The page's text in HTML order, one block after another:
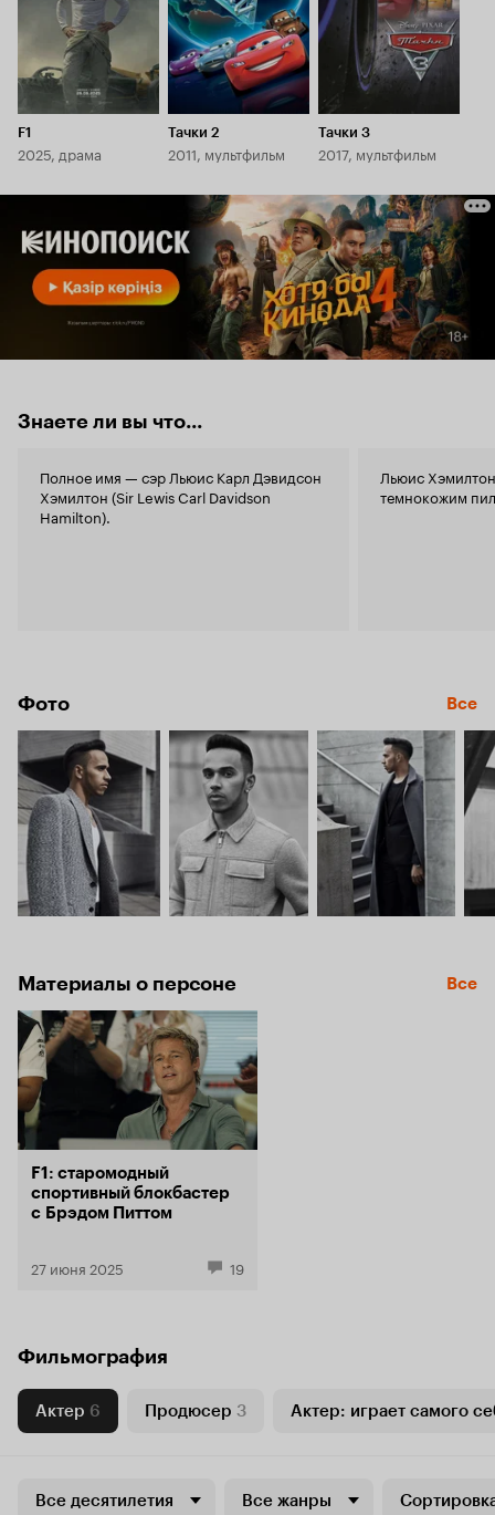
F1
2025, драма
Тачки 2
2011, мультфильм
Тачки 3
2017, мультфильм
Знаете ли вы что...
Полное имя — сэр Льюис Карл Дэвидсон
Хэмилтон (Sir Lewis Carl Davidson
Hamilton).
Льюис
темнокожим
Фото Все
Материалы о персоне Все
F1: старомодный
спортивный блокбастер
с Брэдом Питтом
27 июня 2025 19
Фильмография
Актер 6 Продюсер 3 Актер: играет самого
Все десятилетия Все жанры